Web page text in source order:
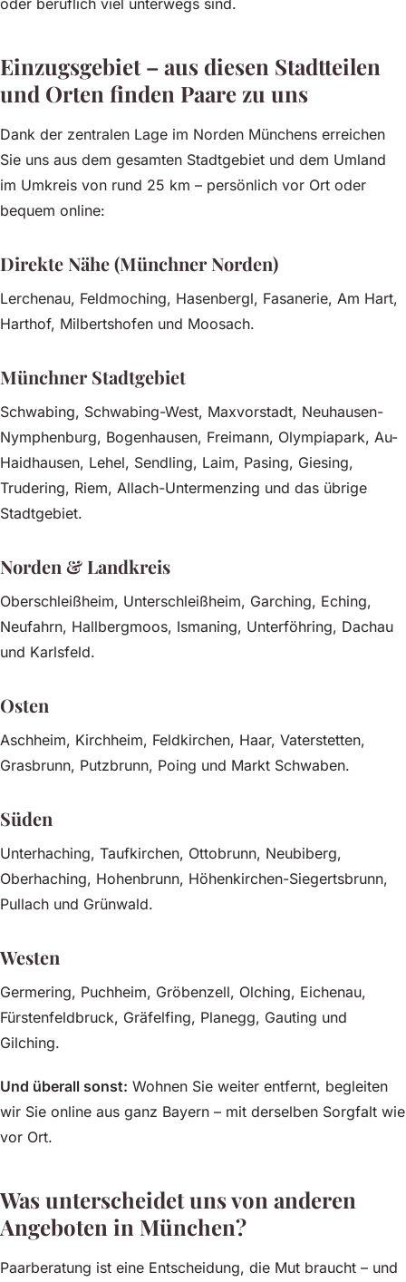
oder beruflich viel unterwegs sind.
Einzugsgebiet – aus diesen Stadtteilen
und Orten finden Paare zu uns
Dank der zentralen Lage im Norden Münchens erreichen
Sie uns aus dem gesamten Stadtgebiet und dem Umland
im Umkreis von rund 25 km – persönlich vor Ort oder
bequem online:
Direkte Nähe (Münchner Norden)
Lerchenau, Feldmoching, Hasenbergl, Fasanerie, Am Hart,
Harthof, Milbertshofen und Moosach.
Münchner Stadtgebiet
Schwabing, Schwabing-West, Maxvorstadt, Neuhausen-
Nymphenburg, Bogenhausen, Freimann, Olympiapark, Au-
Haidhausen, Lehel, Sendling, Laim, Pasing, Giesing,
Trudering, Riem, Allach-Untermenzing und das übrige
Stadtgebiet.
Norden & Landkreis
Oberschleißheim, Unterschleißheim, Garching, Eching,
Neufahrn, Hallbergmoos, Ismaning, Unterföhring, Dachau
und Karlsfeld.
Osten
Aschheim, Kirchheim, Feldkirchen, Haar, Vaterstetten,
Grasbrunn, Putzbrunn, Poing und Markt Schwaben.
Süden
Unterhaching, Taufkirchen, Ottobrunn, Neubiberg,
Oberhaching, Hohenbrunn, Höhenkirchen-Siegertsbrunn,
Pullach und Grünwald.
Westen
Germering, Puchheim, Gröbenzell, Olching, Eichenau,
Fürstenfeldbruck, Gräfelfing, Planegg, Gauting und
Gilching.
Und überall sonst: Wohnen Sie weiter entfernt, begleiten
wir Sie online aus ganz Bayern – mit derselben Sorgfalt wie
vor Ort.
Was unterscheidet uns von anderen
Angeboten in München?
Paarberatung ist eine Entscheidung, die Mut braucht – und